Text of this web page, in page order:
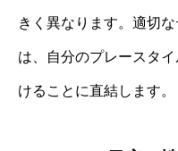
きく異なります。適切
は、自分のプレースタ
けることに直結します。